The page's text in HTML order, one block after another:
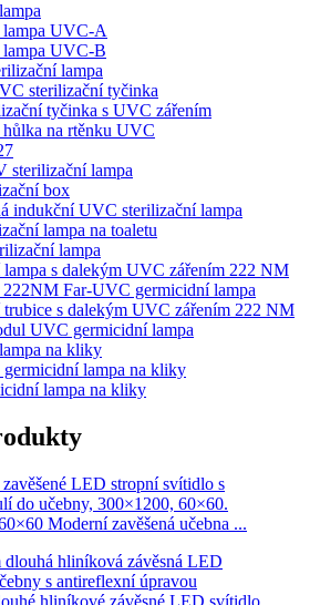
lampa UVC-A
lampa UVC-B
lampa
sterilizační tyčinka
tyčinka s UVC zářením
hůlka na rtěnku UVC
sterilizační lampa
box
indukční UVC sterilizační lampa
lampa na toaletu
lampa
s dalekým UVC zářením 222 NM
222NM Far-UVC germicidní lampa
s dalekým UVC zářením 222 NM
UVC germicidní lampa
na kliky
lampa na kliky
lampa na kliky
Moderní zavěšená učebna ...
hliníkové závěsné LED svítidlo